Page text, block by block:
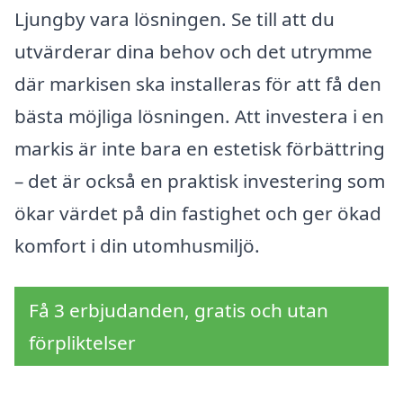
Ljungby vara lösningen. Se till att du
utvärderar dina behov och det utrymme
där markisen ska installeras för att få den
bästa möjliga lösningen. Att investera i en
markis är inte bara en estetisk förbättring
– det är också en praktisk investering som
ökar värdet på din fastighet och ger ökad
komfort i din utomhusmiljö.
Få 3 erbjudanden, gratis och utan
förpliktelser